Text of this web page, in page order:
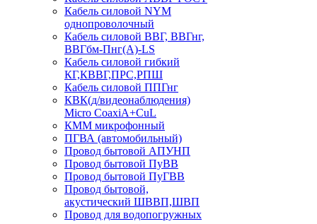
Кабель силовой NYM
однопроволочный
Кабель силовой ВВГ, ВВГнг,
ВВГбм-Пнг(А)-LS
Кабель силовой гибкий
КГ,КВВГ,ПРС,РПШ
Кабель силовой ППГнг
КВК(д/видеонаблюдения)
Micro CoaxiA+CuL
КММ микрофонный
ПГВА (автомобильный)
Провод бытовой АПУНП
Провод бытовой ПуВВ
Провод бытовой ПуГВВ
Провод бытовой,
акустический ШВВП,ШВП
Провод для водопогружных